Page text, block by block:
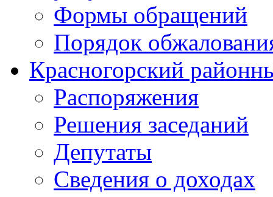
Формы обращений
Порядок
Красногорский
Распоряжения
Решения заседаний
Депутаты
Сведения о доходах